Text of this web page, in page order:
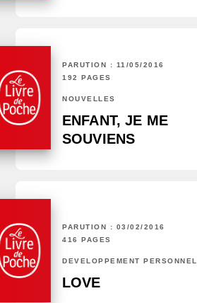
PARUTION : 11/05/2016
192 PAGES
NOUVELLES
ENFANT, JE ME
SOUVIENS
PARUTION : 03/02/2016
416 PAGES
DÉVELOPPEMENT PERSONNEL
LOVE